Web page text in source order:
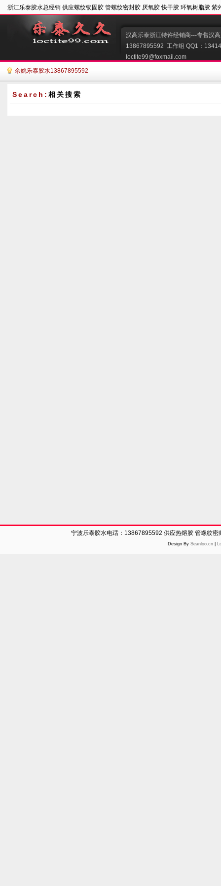
浙江乐泰胶水总经销 供应螺纹锁固胶 管螺纹密封胶 厌氧胶 快干胶 环氧树脂胶 紫
汉高乐泰浙江特许经销商---专售汉
13867895592  工作组 QQ1：
loctite99@foxmail.com
余姚乐泰胶水13867895592
Search: 相关搜索
宁波乐泰胶水电话：13867895592 供应热熔胶 管螺纹
Design By Seanloo.cn|